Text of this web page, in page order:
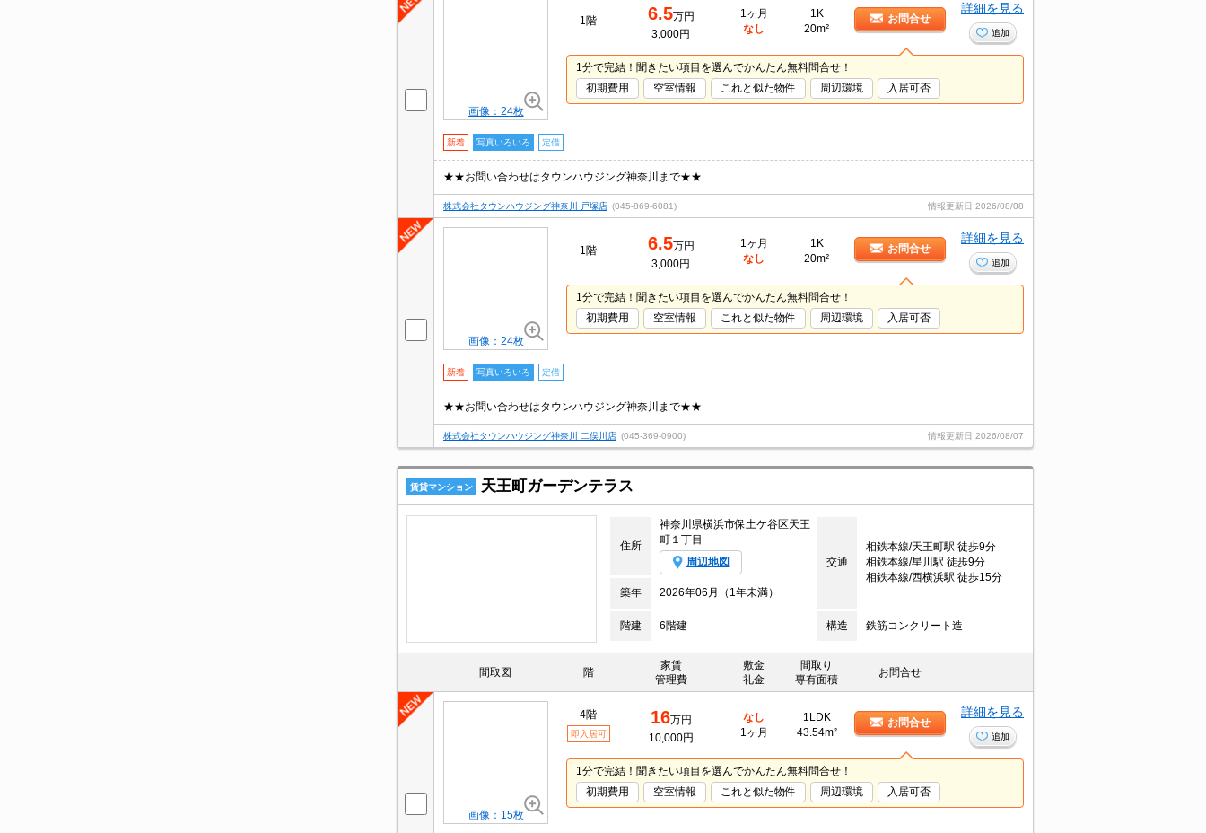
画像：24枚
1階 6.5万円
3,000円
1ヶ月
なし
1K
20m²
お問合せ
詳細を見る
追加
1分で完結！聞きたい項目を選んでかんたん無料問合せ！
初期費用
空室情報 これと似た物件 周辺環境 入居可否
新着 写真いろいろ 定借
★★お問い合わせはタウンハウジング神奈川まで★★
株式会社タウンハウジング神奈川 戸塚店 (045-869-6081) 情報更新日 2026/08/08
画像：24枚
1階 6.5万円
3,000円
1ヶ月
なし
1K
20m²
お問合せ
詳細を見る
追加
1分で完結！聞きたい項目を選んでかんたん無料問合せ！
初期費用
空室情報 これと似た物件 周辺環境 入居可否
新着 写真いろいろ 定借
★★お問い合わせはタウンハウジング神奈川まで★★
株式会社タウンハウジング神奈川 二俣川店 (045-369-0900) 情報更新日 2026/08/07
賃貸マンション 天王町ガーデンテラス
住所
神奈川県横浜市保土ケ谷区天王
町１丁目
周辺地図 交通
相鉄本線/天王町駅 徒歩9分
相鉄本線/星川駅 徒歩9分
相鉄本線/西横浜駅 徒歩15分
築年
2026年06月（1年未満）
階建 6階建 構造 鉄筋コンクリート造
間取図 階
家賃
管理費
敷金
礼金
間取り
専有面積
お問合せ
画像：15枚
4階
即入居可
16万円
10,000円
なし
1ヶ月
1LDK
43.54m²
お問合せ
詳細を見る
追加
1分で完結！聞きたい項目を選んでかんたん無料問合せ！
初期費用
空室情報 これと似た物件 周辺環境 入居可否